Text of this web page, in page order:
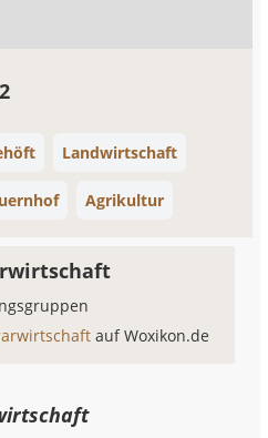
Landwirtschaft
Agrikultur
auf Woxikon.de